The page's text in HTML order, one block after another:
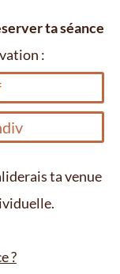
ta séance
:
ta venue
?